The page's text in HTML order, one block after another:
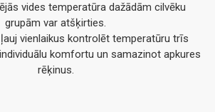
vides temperatūra dažādām cilvēku
grupām var atšķirties.
vienlaikus kontrolēt temperatūru trīs
komfortu un samazinot apkures
rēķinus.